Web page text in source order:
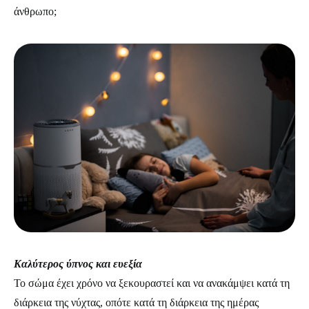
άνθρωπο;
Καλύτερος ύπνος και ευεξία
Το σώμα έχει χρόνο να ξεκουραστεί και να ανακάμψει κατά τη
διάρκεια της νύχτας, οπότε κατά τη διάρκεια της ημέρας